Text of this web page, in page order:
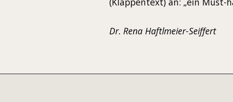
Dr. Rena Haftlmeier-Seiffert